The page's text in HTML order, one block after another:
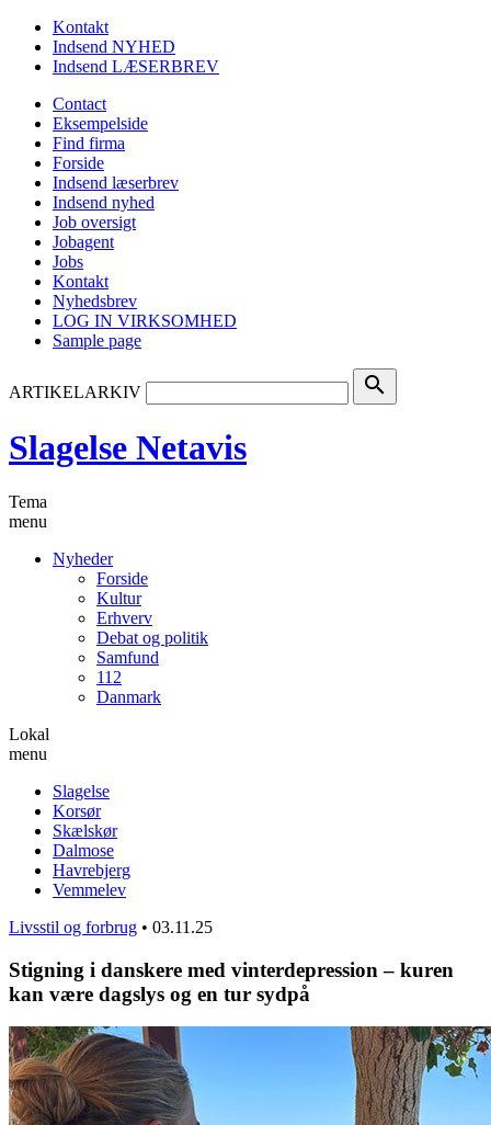
Kontakt
Indsend NYHED
Indsend LÆSERBREV
Contact
Eksempelside
Find firma
Forside
Indsend læserbrev
Indsend nyhed
Job oversigt
Jobagent
Jobs
Kontakt
Nyhedsbrev
LOG IN VIRKSOMHED
Sample page
ARTIKELARKIV search
Slagelse Netavis
Tema
menu
Nyheder
Forside
Kultur
Erhverv
Debat og politik
Samfund
112
Danmark
Lokal
menu
Slagelse
Korsør
Skælskør
Dalmose
Havrebjerg
Vemmelev
Livsstil og forbrug • 03.11.25
Stigning i danskere med vinterdepression – kuren
kan være dagslys og en tur sydpå